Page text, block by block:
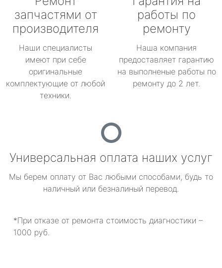
запчастями от
производителя
Наши специалисты
имеют при себе
оригинальные
комплектующие от любой
техники.
работы по
ремонту
Наша компания
предоставляет гарантию
на выполненые работы по
ремонту до 2 лет.
Универсальная оплата наших услуг
Мы берем оплату от Вас любыми способами, будь то
наличный или безналиный перевод.
*При отказе от ремонта стоимость диагностики –
1000 руб.